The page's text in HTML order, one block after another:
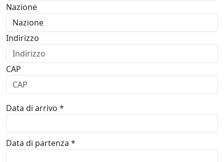
Nazione
Indirizzo
CAP
Data di arrivo *
Data di partenza *